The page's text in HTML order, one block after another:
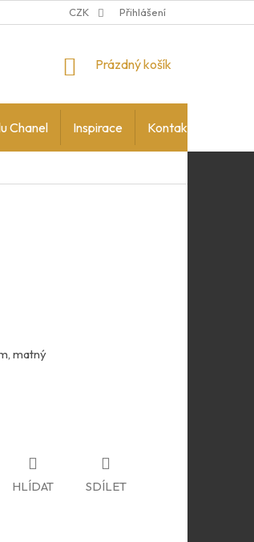
ÚDAJŮCZK Přihlášení
NÁKUPNÍ
Prázdný košík
Chanel Inspirace Kontakty
matný
HLÍDAT SDÍLET